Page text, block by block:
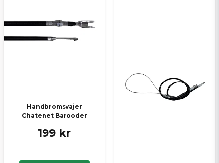
Handbromsvajer
Chatenet Barooder
199 kr
Ja, ni kan publicera min fråga
Skicka en fråga